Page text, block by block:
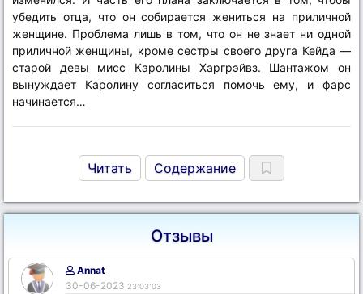
убедить отца, что он собирается жениться на приличной
женщине. Проблема лишь в том, что он не знает ни одной
приличной женщины, кроме сестры своего друга Кейда —
старой девы мисс Каролины Харгрэйвз. Шантажом он
вынуждает Каролину согласиться помочь ему, и фарс
начинается…
Читать Содержание
Отзывы
Annat
30-06-2023 23:03:03